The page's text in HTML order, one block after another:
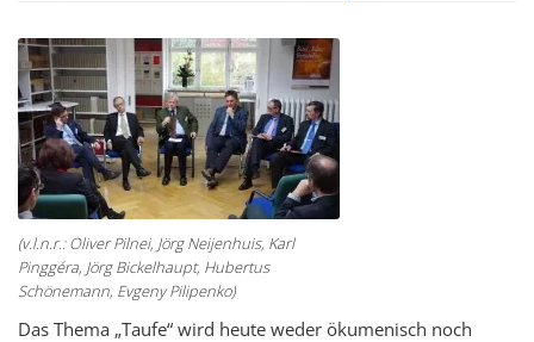
(v.l.n.r.: Oliver Pilnei, Jörg Neijenhuis, Karl
Pinggéra, Jörg Bickelhaupt, Hubertus
Schönemann, Evgeny Pilipenko)
Das Thema „Taufe“ wird heute weder ökumenisch noch